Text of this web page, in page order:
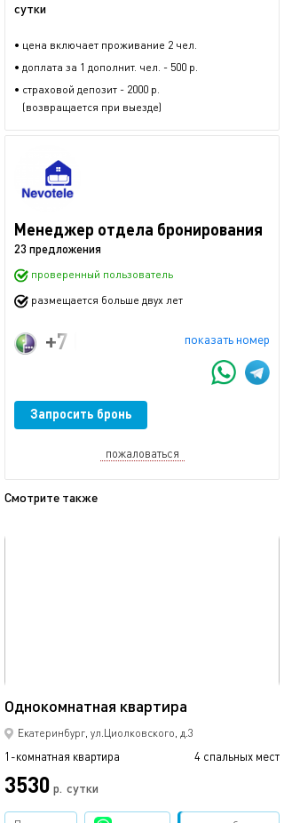
сутки
• цена включает проживание 2 чел.
• доплата за 1 дополнит. чел. - 500 р.
• страховой депозит - 2000 р.
(возвращается при выезде)
Менеджер отдела бронирования
23 предложения
проверенный пользователь
размещается больше двух лет
показать номер
+7 (922) 292-61-90
Запросить бронь
пожаловаться
Смотрите также
Однокомнатная квартира
Екатеринбург, ул.Циолковского, д.3
1-комнатная квартира 4 спальных мест
3530 р. сутки